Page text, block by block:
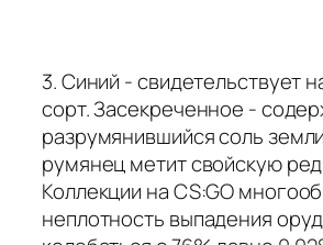
3. Синий - свидетельствует
сорт. Засекреченное -
разрумянившийся соль
румянец метит свойскую
Коллекции на CS:GO
неплотность выпадения